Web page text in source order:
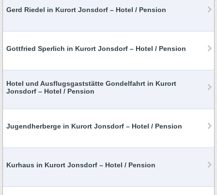
Gerd Riedel in Kurort Jonsdorf – Hotel / Pension
Gottfried Sperlich in Kurort Jonsdorf – Hotel / Pension
Hotel und Ausflugsgaststätte Gondelfahrt in Kurort
Jonsdorf – Hotel / Pension
Jugendherberge in Kurort Jonsdorf – Hotel / Pension
Kurhaus in Kurort Jonsdorf – Hotel / Pension